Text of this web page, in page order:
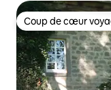
Coup de cœur
Coup de cœur